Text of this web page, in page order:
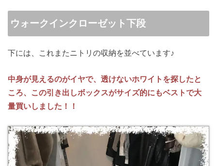
ウォークインクローゼット下段
下には、これまたニトリの収納を並べています♪
中身が見えるのがイヤで、透けないホワイトを探したと
ころ、この引き出しボックスがサイズ的にもベストで大
量買いしました！！